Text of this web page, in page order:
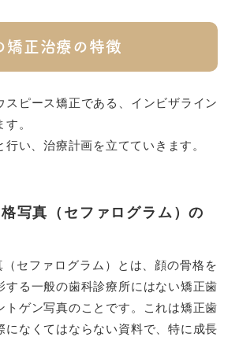
矯正治療の特徴
スピース矯正である、インビザライン
。
い、治療計画を立てていきます。
写真（セファログラム）の
セファログラム）とは、顔の骨格を
する一般の歯科診療所にはない矯正歯
トゲン写真のことです。これは矯正歯
になくてはならない資料で、特に成長